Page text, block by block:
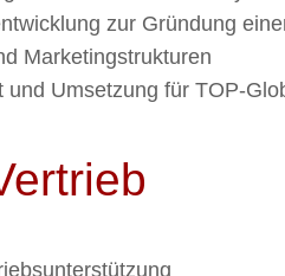
zur Gründung
Marketingstrukturen
und Umsetzung für TOP-